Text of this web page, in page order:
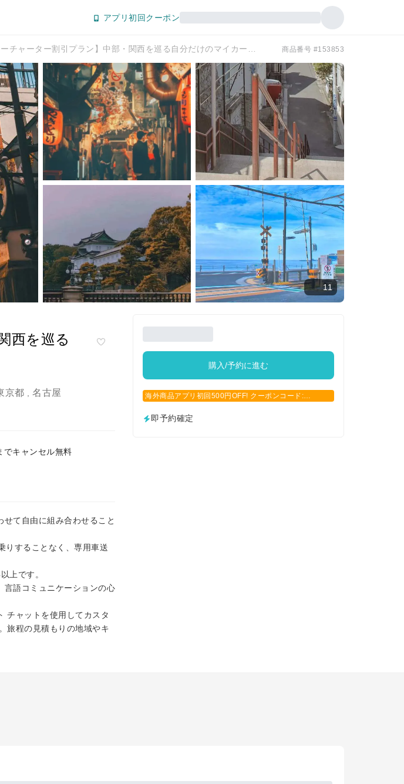
アプリ初回クーポン
商品番号 #153853
11
西を巡る
京都 名古屋
でキャンセル無料
て自由に組み合わせること
りすることなく、専用車送
上です。
言語コミュニケーションの心
チャットを使用してカスタ
旅程の見積もりの地域やキ
購入/予約に進む
海外商品アプリ初回500円OFF! クーポンコード:
即予約確定